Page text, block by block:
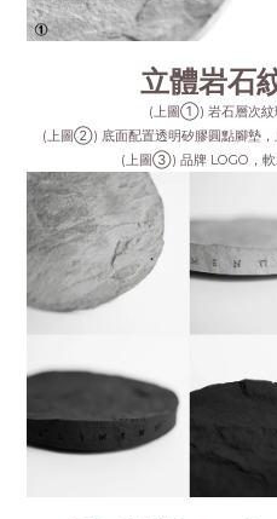
立體岩石
(上圖①) 岩石層次紋
(上圖②) 底面配置透明矽膠圓點腳墊，
(上圖③) 品牌 LOGO，軟